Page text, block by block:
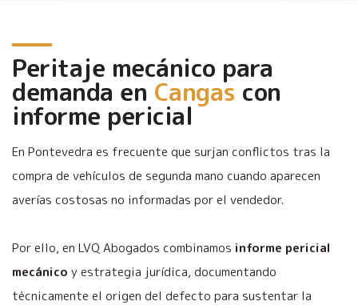
Peritaje mecánico para
demanda en Cangas con
informe pericial
En Pontevedra es frecuente que surjan conflictos tras la
compra de vehículos de segunda mano cuando aparecen
averías costosas no informadas por el vendedor.
Por ello, en LVQ Abogados combinamos informe pericial
mecánico y estrategia jurídica, documentando
técnicamente el origen del defecto para sustentar la